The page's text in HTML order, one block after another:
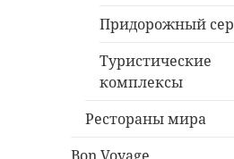
Придорожный
Туристические
комплексы
Рестораны мира